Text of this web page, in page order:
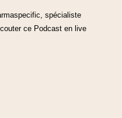
spécialiste
ce Podcast en live